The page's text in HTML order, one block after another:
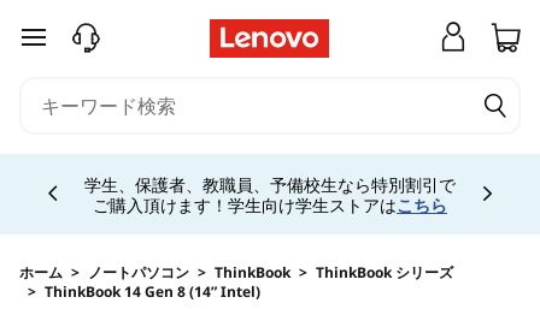
a
メインコンテンツにスキップする
学生、保護者、教職員、予備校生なら特別割引で
ご購入頂けます！学生向け学生ストアはこちら
ホーム > ノートパソコン > ThinkBook > ThinkBook シリーズ
> ThinkBook 14 Gen 8 (14” Intel)